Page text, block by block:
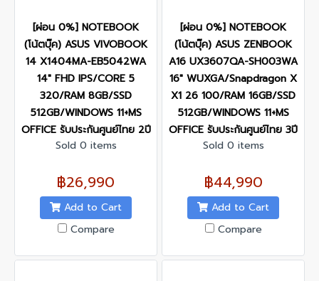
[ผ่อน 0%] NOTEBOOK
(โน้ตบุ๊ค) ASUS VIVOBOOK
14 X1404MA-EB5042WA
14" FHD IPS/CORE 5
320/RAM 8GB/SSD
512GB/WINDOWS 11+MS
OFFICE รับประกันศูนย์ไทย 2ปี
Sold 0 items
฿26,990
Add to Cart
Compare
[ผ่อน 0%] NOTEBOOK
(โน้ตบุ๊ค) ASUS ZENBOOK
A16 UX3607QA-SH003WA
16" WUXGA/Snapdragon X
X1 26 100/RAM 16GB/SSD
512GB/WINDOWS 11+MS
OFFICE รับประกันศูนย์ไทย 3ปี
Sold 0 items
฿44,990
Add to Cart
Compare